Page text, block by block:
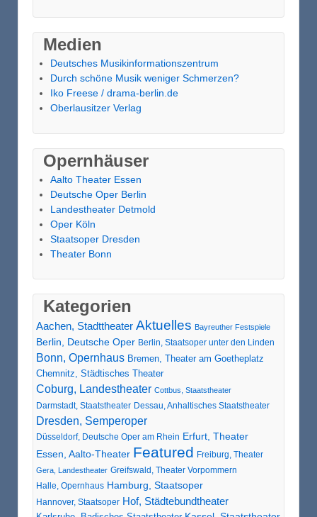
Medien
Deutsches Musikinformationszentrum
Durch schöne Musik weniger Schmerzen?
Iko Freese / drama-berlin.de
Oberlausitzer Verlag
Opernhäuser
Aalto Theater Essen
Deutsche Oper Berlin
Landestheater Detmold
Oper Köln
Staatsoper Dresden
Theater Bonn
Kategorien
Aachen, Stadttheater Aktuelles Bayreuther Festspiele
Berlin, Deutsche Oper Berlin, Staatsoper unter den Linden
Bonn, Opernhaus Bremen, Theater am Goetheplatz
Chemnitz, Städtisches Theater
Coburg, Landestheater Cottbus, Staatstheater
Darmstadt, Staatstheater Dessau, Anhaltisches Staatstheater
Dresden, Semperoper
Düsseldorf, Deutsche Oper am Rhein Erfurt, Theater
Essen, Aalto-Theater Featured Freiburg, Theater
Gera, Landestheater Greifswald, Theater Vorpommern
Halle, Opernhaus Hamburg, Staatsoper
Hannover, Staatsoper Hof, Städtebundtheater